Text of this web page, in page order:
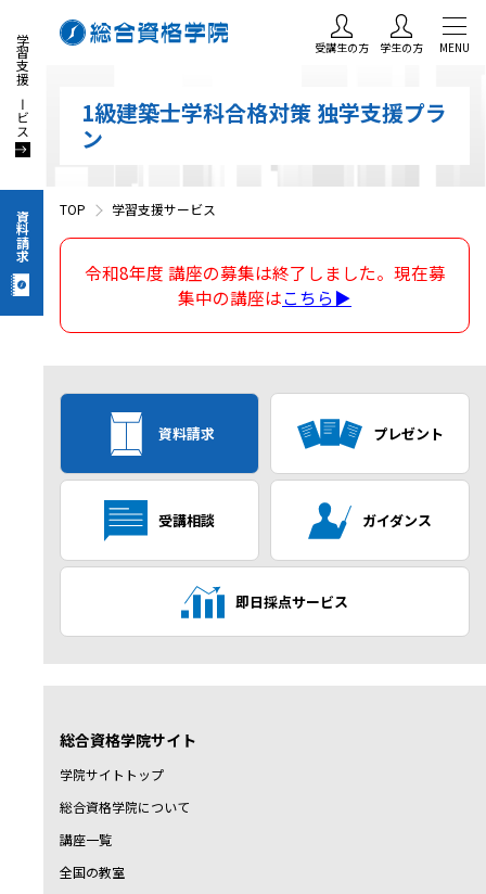
学習支援サービス
資料請求
受講生の方 学生の方 MENU
1級建築士学科合格対策 独学支援プラ
ン
TOP 学習支援サービス
令和8年度 講座の募集は終了しました。現在募
集中の講座はこちら▶
資料請求 プレゼント
受講相談 ガイダンス
即日採点サービス
総合資格学院サイト
学院サイトトップ
総合資格学院について
講座一覧
全国の教室